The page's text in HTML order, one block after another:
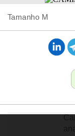
Tamanho M